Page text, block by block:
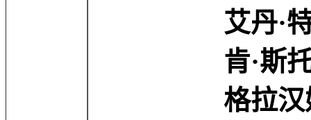
艾丹·特纳
肯·斯托特
格拉汉姆·麦